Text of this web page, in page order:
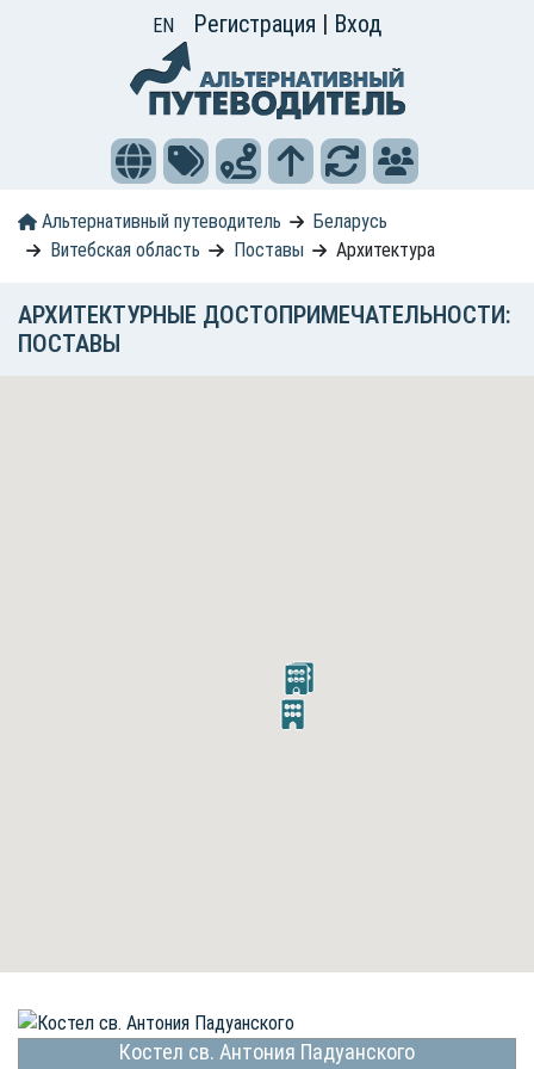
EN Регистрация | Вход
Альтернативный путеводитель
Беларусь
Витебская область
Поставы Архитектура
АРХИТЕКТУРНЫЕ ДОСТОПРИМЕЧАТЕЛЬНОСТИ:
ПОСТАВЫ
Костел св. Антония Падуанского